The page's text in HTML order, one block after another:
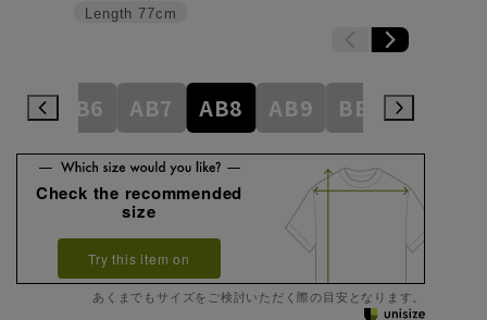
Length 77cm
AB6 AB7 AB8 AB9 BE3 BE4
Check the recommended
size
Try this item on
あくまでもサイズをご検討いただく際の目安となります。